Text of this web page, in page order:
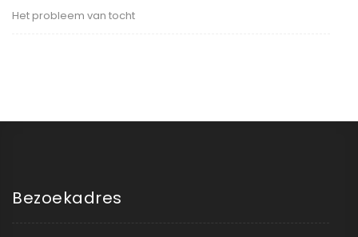
Het probleem van tocht
Bezoekadres